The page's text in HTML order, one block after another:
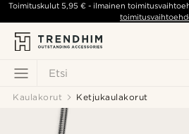
Etsi
Toimituskulut5,95 € - ilmainen
Kaulakorut Ketjukaulakorut